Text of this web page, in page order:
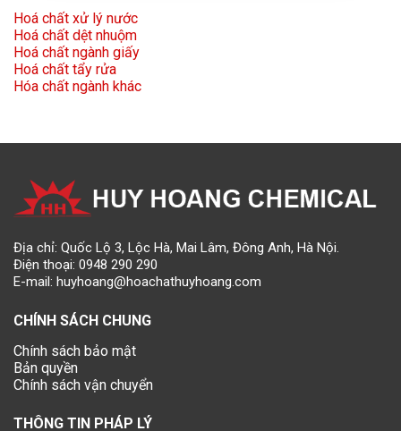
Hoá chất xử lý nước
Hoá chất dệt nhuộm
Hoá chất ngành giấy
Hoá chất tẩy rửa
Hóa chất ngành khác
Địa chỉ: Quốc Lộ 3, Lộc Hà, Mai Lâm, Đông Anh, Hà Nội.
Điện thoại: 0948 290 290
E-mail: huyhoang@hoachathuyhoang.com
CHÍNH SÁCH CHUNG
Chính sách bảo mật
Bản quyền
Chính sách vận chuyển
THÔNG TIN PHÁP LÝ